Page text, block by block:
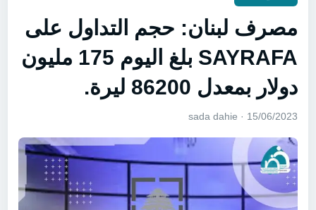
مصرف لبنان: حجم التداول على
SAYRAFA بلغ اليوم 175 مليون
دولار بمعدل 86200 ليرة.
15/06/2023 · sada dahie